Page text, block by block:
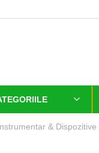
& Dispozitive